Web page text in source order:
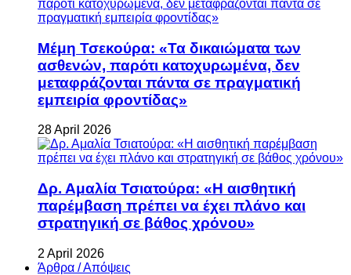
Μέμη Τσεκούρα: «Τα δικαιώματα των
ασθενών, παρότι κατοχυρωμένα, δεν
μεταφράζονται πάντα σε πραγματική
εμπειρία φροντίδας»
28 April 2026
Δρ. Αμαλία Τσιατούρα: «Η αισθητική
παρέμβαση πρέπει να έχει πλάνο και
στρατηγική σε βάθος χρόνου»
2 April 2026
Άρθρα / Απόψεις